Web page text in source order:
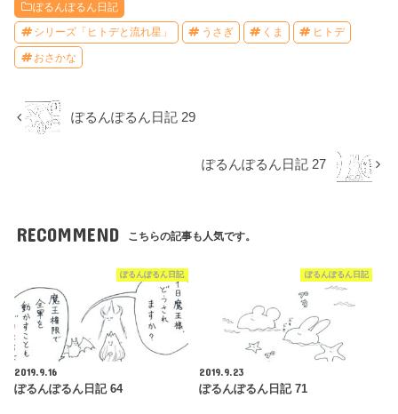
ぽるんぽるん日記
シリーズ「ヒトデと流れ星」 うさぎ くま ヒトデ
おさかな
ぽるんぽるん日記 29
ぽるんぽるん日記 27
RECOMMEND こちらの記事も人気です。
ぽるんぽるん日記
2019.9.16
ぽるんぽるん日記 64
ぽるんぽるん日記
2019.9.23
ぽるんぽるん日記 71